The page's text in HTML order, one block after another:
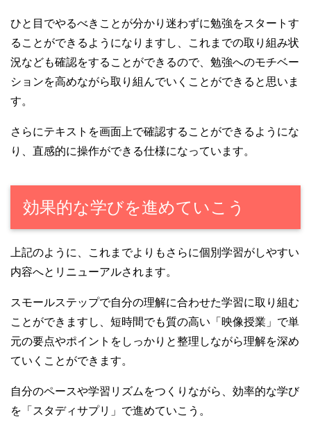
ひと目でやるべきことが分かり迷わずに勉強をスタートす
ることができるようになりますし、これまでの取り組み状
況なども確認をすることができるので、勉強へのモチベー
ションを高めながら取り組んでいくことができると思いま
す。
さらにテキストを画面上で確認することができるようにな
り、直感的に操作ができる仕様になっています。
効果的な学びを進めていこう
上記のように、これまでよりもさらに個別学習がしやすい
内容へとリニューアルされます。
スモールステップで自分の理解に合わせた学習に取り組む
ことができますし、短時間でも質の高い「映像授業」で単
元の要点やポイントをしっかりと整理しながら理解を深め
ていくことができます。
自分のペースや学習リズムをつくりながら、効率的な学び
を「スタディサプリ」で進めていこう。